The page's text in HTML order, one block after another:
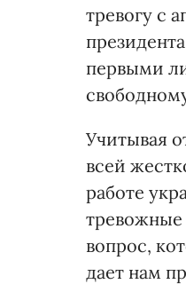
тревогу с
первыми
Учитывая
всей
работе
тревожные
вопрос,
дает нам